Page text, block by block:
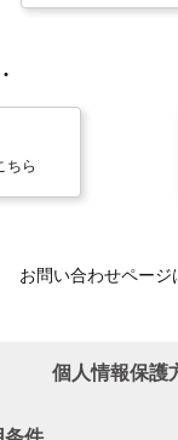
ちら
お問い合わせページ
個人情報保護